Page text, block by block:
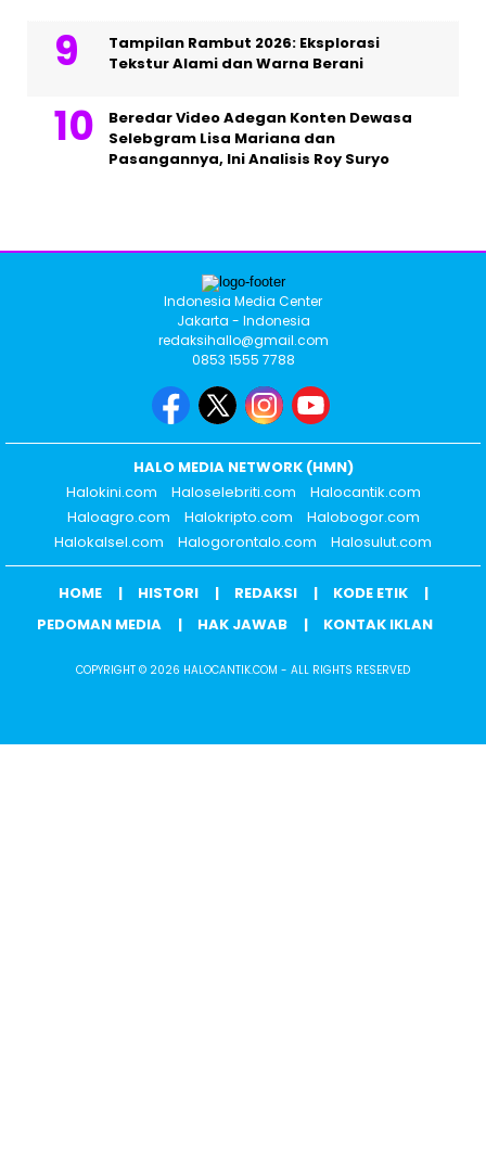
Tampilan Rambut 2026: Eksplorasi
Tekstur Alami dan Warna Berani
Beredar Video Adegan Konten Dewasa
Selebgram Lisa Mariana dan
Pasangannya, Ini Analisis Roy Suryo
Indonesia Media Center
Jakarta - Indonesia
redaksihallo@gmail.com
0853 1555 7788
HALO MEDIA NETWORK (HMN)
Halokini.com
Haloselebriti.com
Halocantik.com
Haloagro.com
Halokripto.com
Halobogor.com
Halokalsel.com
Halogorontalo.com Halosulut.com
HOME HISTORI REDAKSI
KODE ETIK
PEDOMAN MEDIA
HAK JAWAB KONTAK IKLAN
COPYRIGHT © 2026 HALOCANTIK.COM - ALL RIGHTS RESERVED